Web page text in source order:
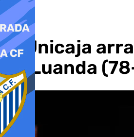
El Unicaja
de Luanda